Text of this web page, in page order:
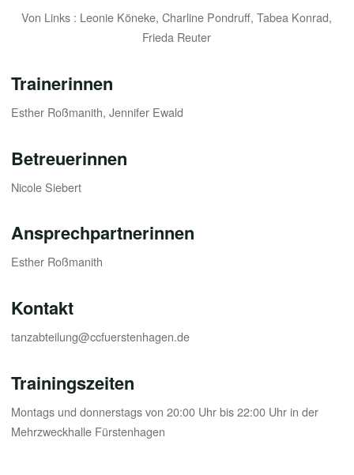
Von Links : Leonie Köneke, Charline Pondruff, Tabea Konrad,
Frieda Reuter
Trainerinnen
Esther Roßmanith, Jennifer Ewald
Betreuerinnen
Nicole Siebert
Ansprechpartnerinnen
Esther Roßmanith
Kontakt
tanzabteilung@ccfuerstenhagen.de
Trainingszeiten
Montags und donnerstags von 20:00 Uhr bis 22:00 Uhr in der
Mehrzweckhalle Fürstenhagen